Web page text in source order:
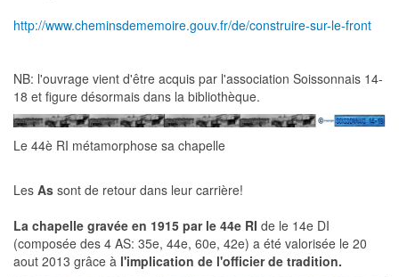
http://www.cheminsdememoire.gouv.fr/de/construire-sur-le-front
NB: l'ouvrage vient d'être acquis par l'association Soissonnais 14-
18 et figure désormais dans la bibliothèque.
Le 44è RI métamorphose sa chapelle
Les As sont de retour dans leur carrière!
La chapelle gravée en 1915 par le 44e RI de le 14e DI
(composée des 4 AS: 35e, 44e, 60e, 42e) a été valorisée le 20
aout 2013 grâce à l'implication de l'officier de tradition.